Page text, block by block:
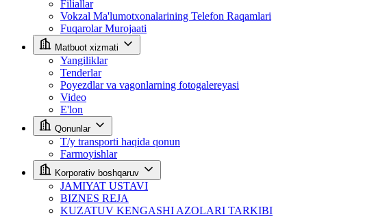
Filiallar
Vokzal Ma'lumotxonalarining Telefon Raqamlari
Fuqarolar Murojaati
Matbuot xizmati
Yangiliklar
Tenderlar
Poyezdlar va vagonlarning fotogalereyasi
Video
E'lon
Qonunlar
T/y transporti haqida qonun
Farmoyishlar
Korporativ boshqaruv
JAMIYAT USTAVI
BIZNES REJA
KUZATUV KENGASHI AZOLARI TARKIBI